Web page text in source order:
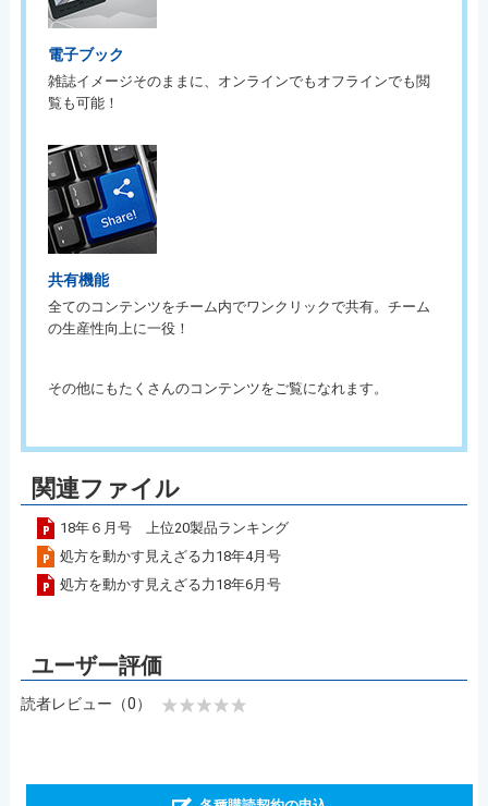
電子ブック
雑誌イメージそのままに、オンラインでもオフラインでも閲
覧も可能！
共有機能
全てのコンテンツをチーム内でワンクリックで共有。チーム
の生産性向上に一役！
その他にもたくさんのコンテンツをご覧になれます。
関連ファイル
18年６月号 上位20製品ランキング
処方を動かす見えざる力18年4月号
処方を動かす見えざる力18年6月号
読者レビュー（0）